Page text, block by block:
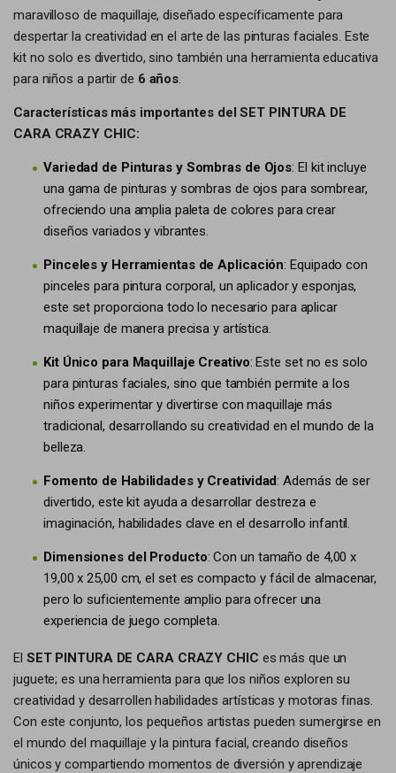
maravilloso de maquillaje, diseñado específicamente para
despertar la creatividad en el arte de las pinturas faciales. Este
kit no solo es divertido, sino también una herramienta educativa
para niños a partir de 6 años.
Características más importantes del SET PINTURA DE
CARA CRAZY CHIC:
Variedad de Pinturas y Sombras de Ojos: El kit incluye
una gama de pinturas y sombras de ojos para sombrear,
ofreciendo una amplia paleta de colores para crear
diseños variados y vibrantes.
Pinceles y Herramientas de Aplicación: Equipado con
pinceles para pintura corporal, un aplicador y esponjas,
este set proporciona todo lo necesario para aplicar
maquillaje de manera precisa y artística.
Kit Único para Maquillaje Creativo: Este set no es solo
para pinturas faciales, sino que también permite a los
niños experimentar y divertirse con maquillaje más
tradicional, desarrollando su creatividad en el mundo de la
belleza.
Fomento de Habilidades y Creatividad: Además de ser
divertido, este kit ayuda a desarrollar destreza e
imaginación, habilidades clave en el desarrollo infantil.
Dimensiones del Producto: Con un tamaño de 4,00 x
19,00 x 25,00 cm, el set es compacto y fácil de almacenar,
pero lo suficientemente amplio para ofrecer una
experiencia de juego completa.
El SET PINTURA DE CARA CRAZY CHIC es más que un
juguete; es una herramienta para que los niños exploren su
creatividad y desarrollen habilidades artísticas y motoras finas.
Con este conjunto, los pequeños artistas pueden sumergirse en
el mundo del maquillaje y la pintura facial, creando diseños
únicos y compartiendo momentos de diversión y aprendizaje